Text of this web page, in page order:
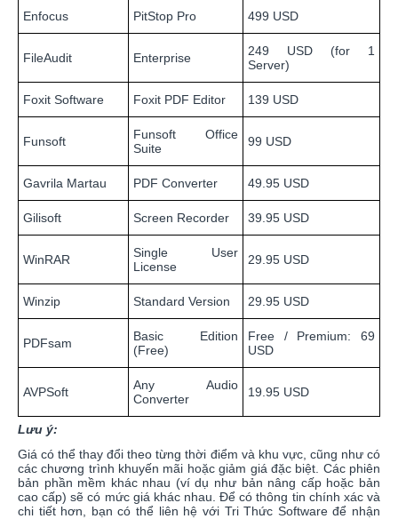
Enfocus PitStop Pro 499 USD
FileAudit Enterprise
249 USD (for 1
Server)
Foxit Software Foxit PDF Editor 139 USD
Funsoft
Funsoft Office
Suite
99 USD
Gavrila Martau PDF Converter 49.95 USD
Gilisoft Screen Recorder 39.95 USD
WinRAR
Single User
License
29.95 USD
Winzip Standard Version 29.95 USD
PDFsam
Basic Edition
(Free)
Free / Premium: 69
USD
AVPSoft
Any Audio
Converter
19.95 USD
Lưu ý:
Giá có thể thay đổi theo từng thời điểm và khu vực, cũng như có
các chương trình khuyến mãi hoặc giảm giá đặc biệt. Các phiên
bản phần mềm khác nhau (ví dụ như bản nâng cấp hoặc bản
cao cấp) sẽ có mức giá khác nhau. Để có thông tin chính xác và
chi tiết hơn, bạn có thể liên hệ với Tri Thức Software để nhận